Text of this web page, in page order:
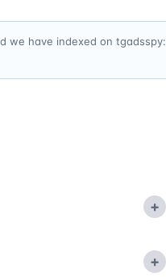
we have indexed on tgadsspy:
+
+